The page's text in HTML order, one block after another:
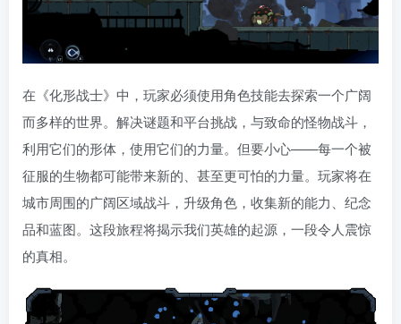
在《化形战士》中，玩家必须使用角色技能去探索一个广阔
而多样的世界。解决谜题和平台挑战，与致命的怪物战斗，
利用它们的形体，使用它们的力量。但要小心——每一个被
征服的生物都可能带来新的、甚至更可怕的力量。玩家将在
城市周围的广阔区域战斗，升级角色，收集新的能力、纪念
品和蓝图。这段旅程将揭示我们英雄的起源，一段令人震惊
的真相。